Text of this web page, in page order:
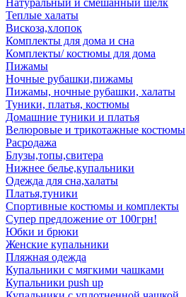
Натуральный и смешанный шелк
Теплые халаты
Вискоза,хлопок
Комплекты для дома и сна
Комплекты/ костюмы для дома
Пижамы
Ночные рубашки,пижамы
Пижамы, ночные рубашки, халаты
Туники, платья, костюмы
Домашние туники и платья
Велюровые и трикотажные костюмы
Расродажа
Блузы,топы,свитера
Нижнее белье,купальники
Одежда для сна,халаты
Платья,туники
Спортивные костюмы и комплекты
Супер предложение от 100грн!
Юбки и брюки
Женские купальники
Пляжная одежда
Купальники с мягкими чашками
Купальники push up